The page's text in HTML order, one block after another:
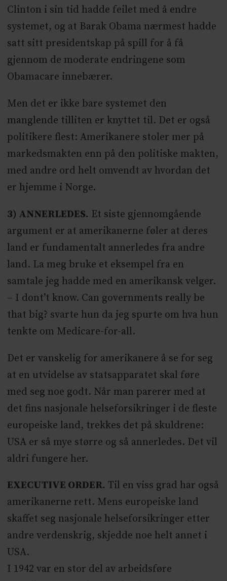
Clinton i sin tid hadde feilet med å endre
systemet, og at Barak Obama nærmest hadde
satt sitt presidentskap på spill for å få
gjennom de moderate endringene som
Obamacare innebærer.
Men det er ikke bare systemet den
manglende tilliten er knyttet til. Det er også
politikere flest: Amerikanere stoler mer på
markedsmakten enn på den politiske makten,
med andre ord helt omvendt av hvordan det
er hjemme i Norge.
3) ANNERLEDES. Et siste gjennomgående
argument er at amerikanerne føler at deres
land er fundamentalt annerledes fra andre
land. La meg bruke et eksempel fra en
samtale jeg hadde med en amerikansk velger.
– I dont’t know. Can governments really be
that big? svarte hun da jeg spurte om hva hun
tenkte om Medicare-for-all.
Det er vanskelig for amerikanere å se for seg
at en utvidelse av statsapparatet skal føre
med seg noe godt. Når man parerer med at
det fins nasjonale helseforsikringer i de fleste
europeiske land, trekkes det på skuldrene:
USA er så mye større og så annerledes. Det vil
aldri fungere her.
EXECUTIVE ORDER. Til en viss grad har også
amerikanerne rett. Mens europeiske land
skaffet seg nasjonale helseforsikringer etter
andre verdenskrig, skjedde noe helt annet i
USA.
I 1942 var en stor del av arbeidsføre